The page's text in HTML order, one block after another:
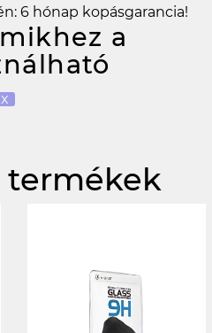
6 hónap kopásgarancia!
a
termékek